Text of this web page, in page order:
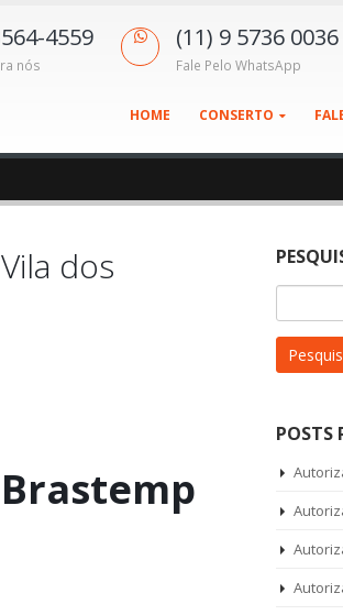
4559
nós
(11) 9 5736 0036
Fale Pelo WhatsApp
HOME CONSERTO
dos
por:
POSTS